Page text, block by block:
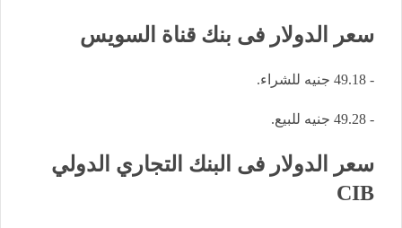
سعر الدولار فى بنك قناة السويس
- 49.18 جنيه للشراء.
- 49.28 جنيه للبيع.
سعر الدولار فى البنك التجاري الدولي
CIB